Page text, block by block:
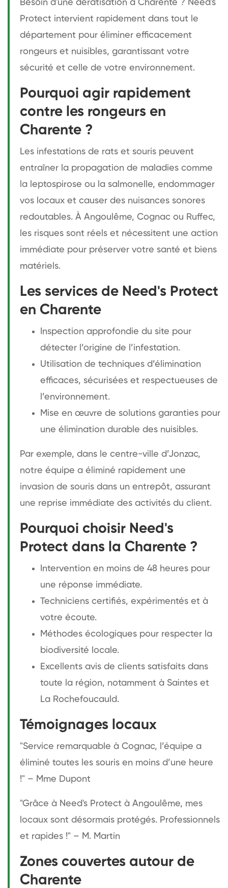
Besoin d'une dératisation à Charente ? Need's
Protect intervient rapidement dans tout le
département pour éliminer efficacement
rongeurs et nuisibles, garantissant votre
sécurité et celle de votre environnement.
Pourquoi agir rapidement
contre les rongeurs en
Charente ?
Les infestations de rats et souris peuvent
entraîner la propagation de maladies comme
la leptospirose ou la salmonelle, endommager
vos locaux et causer des nuisances sonores
redoutables. À Angoulême, Cognac ou Ruffec,
les risques sont réels et nécessitent une action
immédiate pour préserver votre santé et biens
matériels.
Les services de Need's Protect
en Charente
Inspection approfondie du site pour
détecter l’origine de l’infestation.
Utilisation de techniques d’élimination
efficaces, sécurisées et respectueuses de
l’environnement.
Mise en œuvre de solutions garanties pour
une élimination durable des nuisibles.
Par exemple, dans le centre-ville d’Jonzac,
notre équipe a éliminé rapidement une
invasion de souris dans un entrepôt, assurant
une reprise immédiate des activités du client.
Pourquoi choisir Need's
Protect dans la Charente ?
Intervention en moins de 48 heures pour
une réponse immédiate.
Techniciens certifiés, expérimentés et à
votre écoute.
Méthodes écologiques pour respecter la
biodiversité locale.
Excellents avis de clients satisfaits dans
toute la région, notamment à Saintes et
La Rochefoucauld.
Témoignages locaux
"Service remarquable à Cognac, l’équipe a
éliminé toutes les souris en moins d’une heure
!" – Mme Dupont
"Grâce à Need's Protect à Angoulême, mes
locaux sont désormais protégés. Professionnels
et rapides !" – M. Martin
Zones couvertes autour de
Charente